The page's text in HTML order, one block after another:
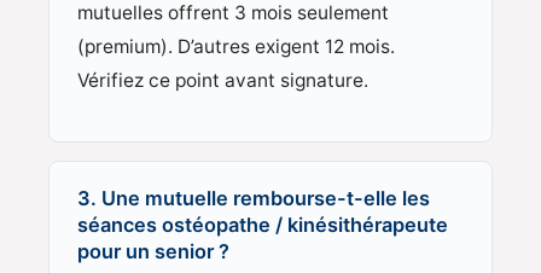
mutuelles offrent 3 mois seulement
(premium). D’autres exigent 12 mois.
Vérifiez ce point avant signature.
3. Une mutuelle rembourse-t-elle les
séances ostéopathe / kinésithérapeute
pour un senior ?